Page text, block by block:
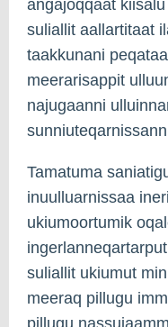
angajoqqaat
suliallit aallartitaat
taakkunani
meerarisappit
najugaanni
Tamatuma
inuulluarnissaa
ukiumoortumik
suliallit ukiumut
meeraq pillugu
pillugu